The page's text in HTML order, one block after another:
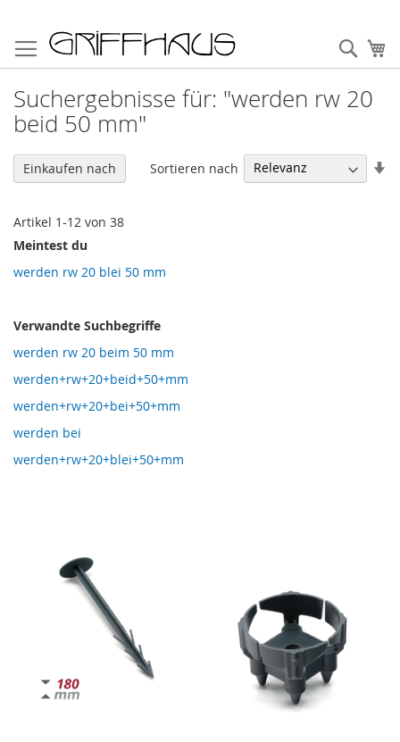
zum
Inhalt
Suchergebnisse für: "werden rw 20
beid 50 mm"
Artikel 1-12 von 38
Sortieren nach
Meintest du
werden rw 20 blei 50 mm
Verwandte Suchbegriffe
werden rw 20 beim 50 mm
werden+rw+20+beid+50+mm
werden+rw+20+bei+50+mm
werden bei
werden+rw+20+blei+50+mm
Einkaufen nach